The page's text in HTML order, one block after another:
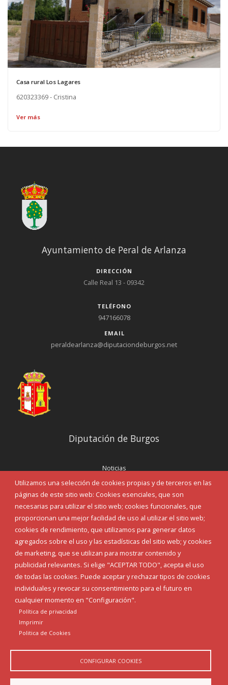
Casa rural Los Lagares
620323369 - Cristina
Ver más
Utilizamos una selección de cookies propias y de terceros en las
páginas de este sitio web: Cookies esenciales, que son
necesarias para utilizar el sitio web; cookies funcionales, que
proporcionan una mejor facilidad de uso al utilizar el sitio web;
cookies de rendimiento, que utilizamos para generar datos
agregados sobre el uso y las estadísticas del sitio web; y cookies
de marketing, que se utilizan para mostrar contenido y
publicidad relevantes. Si elige "ACEPTAR TODO", acepta el uso
de todas las cookies. Puede aceptar y rechazar tipos de cookies
individuales y revocar su consentimiento para el futuro en
cualquier momento en "Configuración".
Política de privacidad
Imprimir
Politica de Cookies
CONFIGURAR COOKIES
Ayuntamiento de Peral de Arlanza
DIRECCIÓN
Calle Real 13 - 09342
TELÉFONO
947166078
EMAIL
peraldearlanza@diputaciondeburgos.net
Diputación de Burgos
Noticias
Eventos
Corporación Municipal
Teléfonos de interés
INICIAR SESIÓN
MAPA WEB